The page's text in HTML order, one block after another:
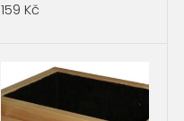
159 Kč